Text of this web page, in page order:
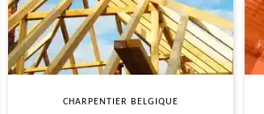
CHARPENTIER BELGIQUE